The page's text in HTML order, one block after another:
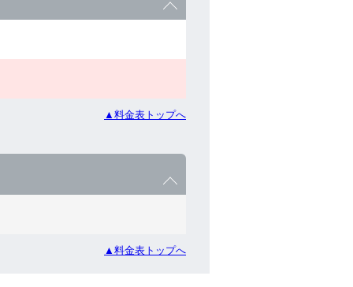
▲料金表トップへ
▲料金表トップへ